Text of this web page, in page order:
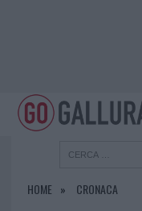
HOME CRONACA